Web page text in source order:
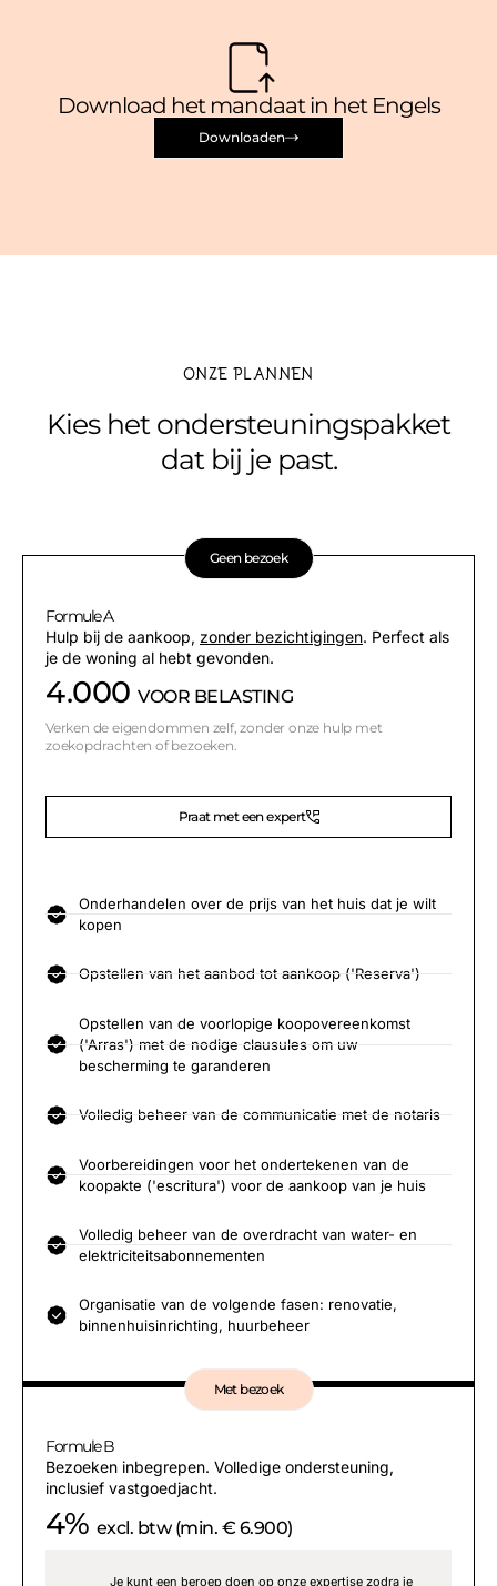
Download het mandaat in het Engels
Downloaden
ONZE PLANNEN
Kies het ondersteuningspakket
dat bij je past.
Geen bezoek
Formule A
Hulp bij de aankoop, zonder bezichtigingen. Perfect als
je de woning al hebt gevonden.
4.000 VOOR BELASTING
Verken de eigendommen zelf, zonder onze hulp met
zoekopdrachten of bezoeken.
Praat met een expert
Onderhandelen over de prijs van het huis dat je wilt
kopen
Opstellen van het aanbod tot aankoop ('Reserva')
Opstellen van de voorlopige koopovereenkomst
('Arras') met de nodige clausules om uw
bescherming te garanderen
Volledig beheer van de communicatie met de notaris
Voorbereidingen voor het ondertekenen van de
koopakte ('escritura') voor de aankoop van je huis
Volledig beheer van de overdracht van water- en
elektriciteitsabonnementen
Organisatie van de volgende fasen: renovatie,
binnenhuisinrichting, huurbeheer
Met bezoek
Formule B
Bezoeken inbegrepen. Volledige ondersteuning,
inclusief vastgoedjacht.
4% excl. btw (min. € 6.900)
Je kunt een beroep doen op onze expertise zodra je